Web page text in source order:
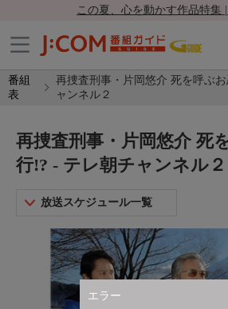
この夏、心を動かす作品特集
番組
表
再捜査刑事・片岡悠介 死を呼ぶ
ャンネル２
エラー
再捜査刑事・片岡悠介 死
行!? - テレ朝チャンネル２
放送スケジュール一覧